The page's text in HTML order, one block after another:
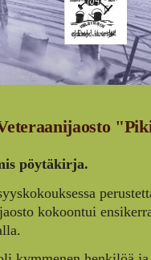
pöytäkirja.
kokoontui